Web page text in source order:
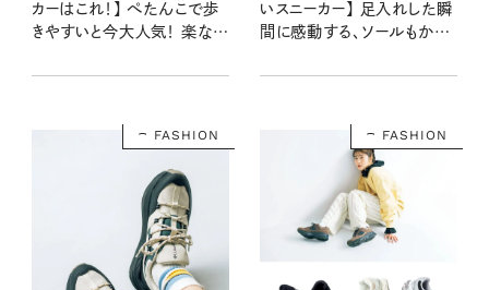
カーはこれ！】 ぺたんこで歩
きやすいと今大人気！ 楽なの
いスニーカー】 足入れした瞬
間に感動する、ソールもかわ
FASHION FASHION